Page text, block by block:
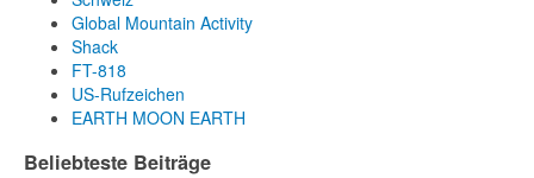
Global Mountain Activity
Shack
FT-818
US-Rufzeichen
EARTH MOON EARTH
Beliebteste Beiträge